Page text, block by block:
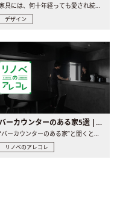
デザイン
バーカウンターのある家5選 | 日常に馴染む“距離の近い”キッチンとは
“バーカウンターのある家”と聞くと、少し特別な、大人のための..
リノベのアレコレ